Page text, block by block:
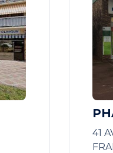
41